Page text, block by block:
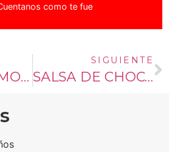
como te fue
VINAGRETA MOSTAZA Y MIEL
SIGUIENTE
SALSA DE CHOCOLATE